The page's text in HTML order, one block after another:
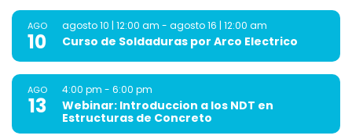
AGO
10
agosto 10 | 12:00 am - agosto 16 | 12:00 am
Curso de Soldaduras por Arco Electrico
AGO
13
4:00 pm - 6:00 pm
Webinar: Introduccion a los NDT en
Estructuras de Concreto